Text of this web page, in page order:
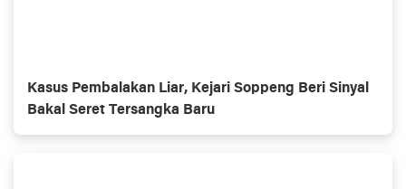
Kasus Pembalakan Liar, Kejari Soppeng Beri Sinyal
Bakal Seret Tersangka Baru